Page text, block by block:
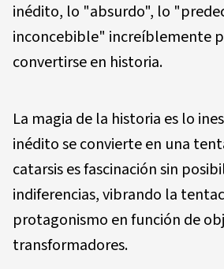
inédito, lo "absurdo", lo
inconcebible" increíblemente
convertirse en historia.
La magia de la historia es lo
inédito se convierte en una
catarsis es fascinación sin
indiferencias, vibrando la
protagonismo en función de
transformadores.